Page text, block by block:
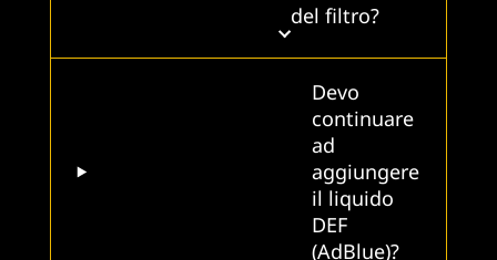
del filtro?
Devo
continuare
ad
aggiungere
il liquido
DEF
(AdBlue)?